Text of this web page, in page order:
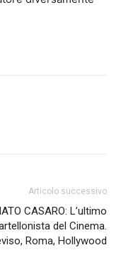
Articolo successivo
CASARO: L’ultimo
del Cinema.
Roma, Hollywood